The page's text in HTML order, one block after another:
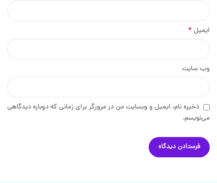
ایمیل *
وب‌ سایت
ذخیره نام، ایمیل و وبسایت من در مرورگر برای زمانی که دوباره دیدگاهی
می‌نویسم.